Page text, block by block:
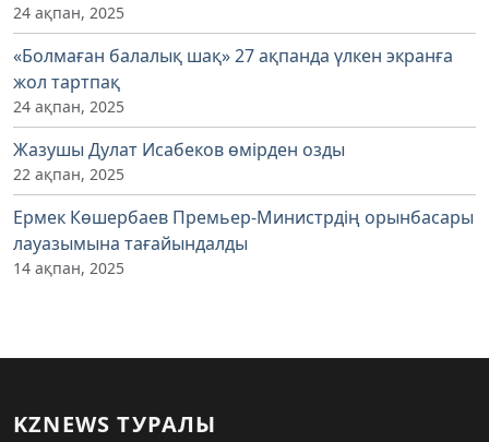
24 ақпан, 2025
«Болмаған балалық шақ» 27 ақпанда үлкен экранға
жол тартпақ
24 ақпан, 2025
Жазушы Дулат Исабеков өмірден озды
22 ақпан, 2025
Ермек Көшербаев Премьер-Министрдің орынбасары
лауазымына тағайындалды
14 ақпан, 2025
KZNEWS ТУРАЛЫ